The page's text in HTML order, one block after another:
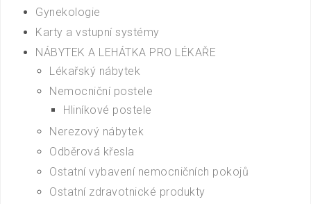
Gynekologie
Karty a vstupní systémy
NÁBYTEK A LEHÁTKA PRO LÉKAŘE
Lékařský nábytek
Nemocniční postele
Hliníkové postele
Nerezový nábytek
Odběrová křesla
Ostatní vybavení nemocničních pokojů
Ostatní zdravotnické produkty